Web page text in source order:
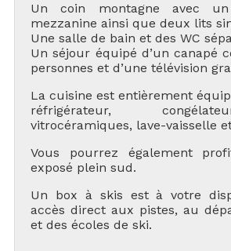
Un coin montagne avec
mezzanine ainsi que deux lits
Une salle de bain et des WC
Un séjour équipé d’un canapé
personnes et d’une télévision
La cuisine est entièrement
réfrigérateur,
vitrocéramiques, lave-vaisselle
Vous pourrez également
exposé plein sud.
Un box à skis est à votre
accès direct aux pistes, au
et des écoles de ski.